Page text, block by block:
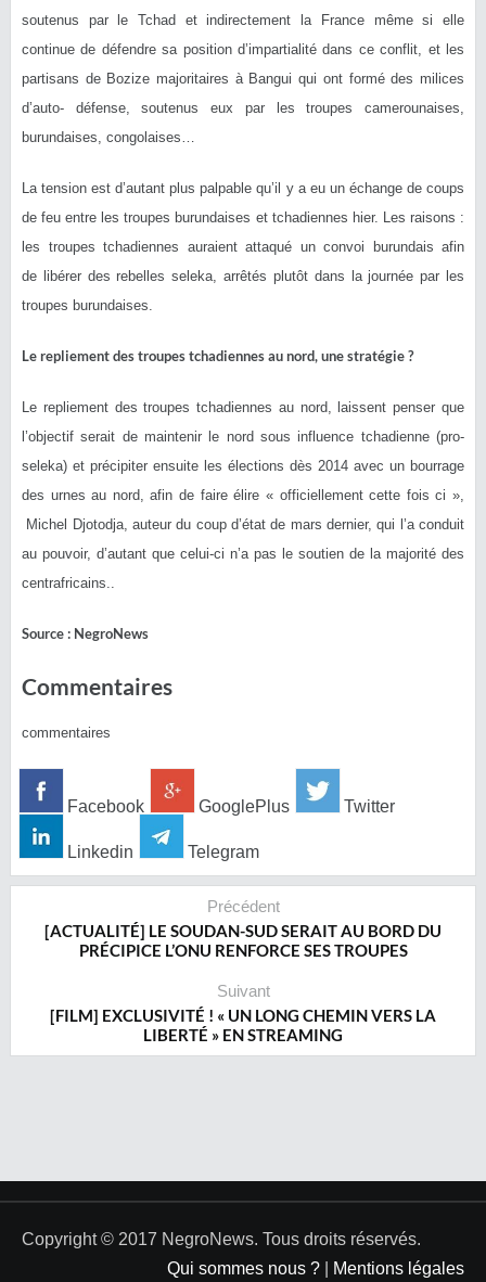
soutenus par le Tchad et indirectement la France même si elle
continue de défendre sa position d’impartialité dans ce conflit, et les
partisans de Bozize majoritaires à Bangui qui ont formé des milices
d’auto- défense, soutenus eux par les troupes camerounaises,
burundaises, congolaises…
La tension est d’autant plus palpable qu’il y a eu un échangede coups
de feu entre les troupes burundaises et tchadiennes hier. Les raisons :
les troupes tchadiennes auraient attaqué un convoi burundais afin
de libérerdes rebelles seleka,arrêtés plutôt dans la journée par les
troupes burundaises.
Le repliement des troupes tchadiennes au nord, unestratégie?
Le repliement des troupes tchadiennes au nord, laissent penser que
l’objectif serait de maintenir le nord sousinfluence tchadienne (pro-
seleka) et précipiter ensuite les élections dès 2014 avec un bourrage
des urnes au nord, afin de faireélire « officiellementcette fois ci »,
Michel Djotodja, auteur du coup d’état de mars dernier, qui l’a conduit
au pouvoir, d’autant que celui-ci n’a pas le soutien de la majorité des
centrafricains..
Source : NegroNews
Commentaires
commentaires
Facebook GooglePlus Twitter
Linkedin Telegram
Précédent
[ACTUALITÉ] LE SOUDAN-SUD SERAIT AU BORD DU
PRÉCIPICE L’ONU RENFORCE SES TROUPES
Suivant
[FILM] EXCLUSIVITÉ ! « UN LONG CHEMIN VERS LA
LIBERTÉ » EN STREAMING
Copyright © 2017 NegroNews. Tous droits réservés.
Qui sommes nous ?
Mentions légales